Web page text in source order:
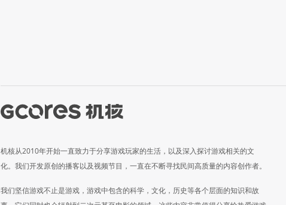
机核从2010年开始一直致力于分享游戏玩家的生活，以及深入探讨游戏相关的文
化。我们开发原创的播客以及视频节目，一直在不断寻找民间高质量的内容创作者。
我们坚信游戏不止是游戏，游戏中包含的科学，文化，历史等各个层面的知识和故